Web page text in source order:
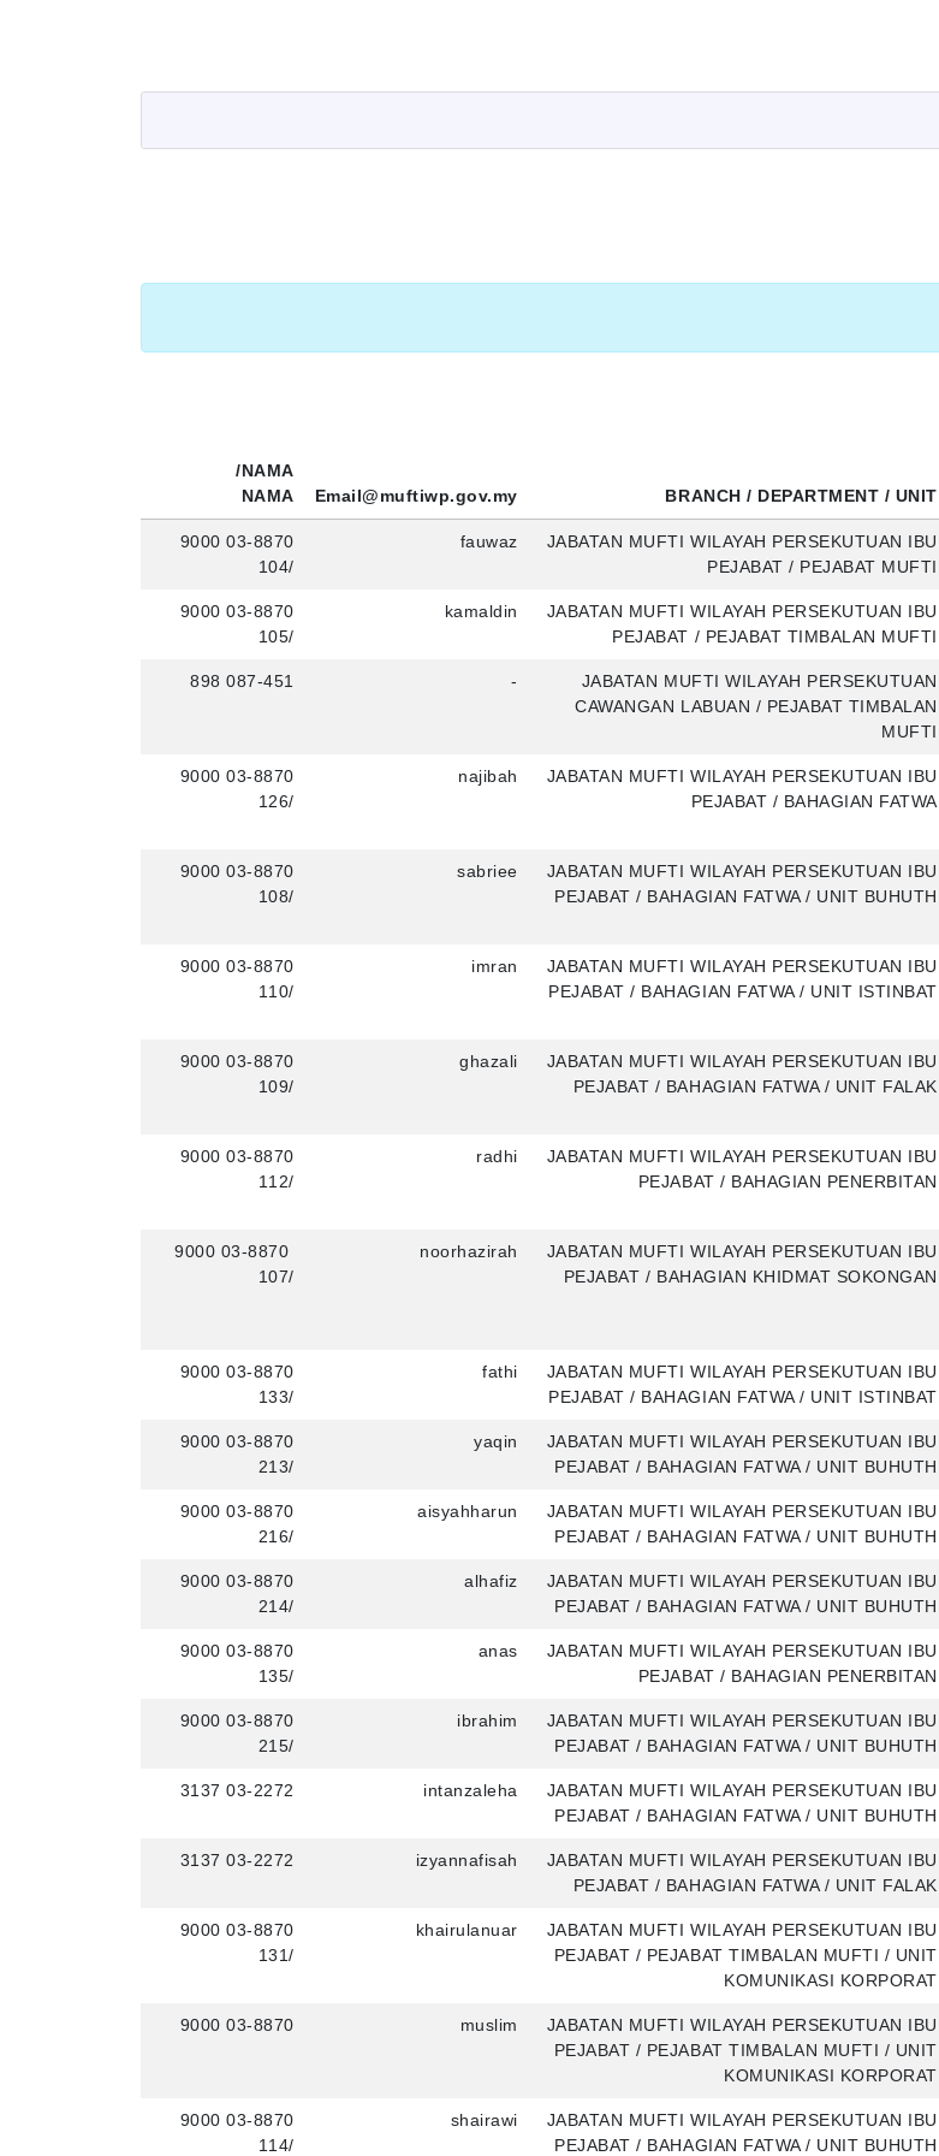
BRANCH / DEPARTMENT / UNIT
Email@muftiwp.gov.my
NAMA/
NAMA
JABATAN MUFTI WILAYAH PERSEKUTUAN IBU
PEJABAT / PEJABAT MUFTI
fauwaz
03-8870 9000
/104
JABATAN MUFTI WILAYAH PERSEKUTUAN IBU
PEJABAT / PEJABAT TIMBALAN MUFTI
kamaldin
03-8870 9000
/105
JABATAN MUFTI WILAYAH PERSEKUTUAN
CAWANGAN LABUAN / PEJABAT TIMBALAN
MUFTI
-
087-451 898
JABATAN MUFTI WILAYAH PERSEKUTUAN IBU
PEJABAT / BAHAGIAN FATWA
najibah
03-8870 9000
/126
JABATAN MUFTI WILAYAH PERSEKUTUAN IBU
PEJABAT / BAHAGIAN FATWA / UNIT BUHUTH
sabriee
03-8870 9000
/108
JABATAN MUFTI WILAYAH PERSEKUTUAN IBU
PEJABAT / BAHAGIAN FATWA / UNIT ISTINBAT
imran
03-8870 9000
/110
JABATAN MUFTI WILAYAH PERSEKUTUAN IBU
PEJABAT / BAHAGIAN FATWA / UNIT FALAK
ghazali
03-8870 9000
/109
JABATAN MUFTI WILAYAH PERSEKUTUAN IBU
PEJABAT / BAHAGIAN PENERBITAN
radhi
03-8870 9000
/112
JABATAN MUFTI WILAYAH PERSEKUTUAN IBU
PEJABAT / BAHAGIAN KHIDMAT SOKONGAN
noorhazirah
03-8870 9000
/107
JABATAN MUFTI WILAYAH PERSEKUTUAN IBU
PEJABAT / BAHAGIAN FATWA / UNIT ISTINBAT
fathi
03-8870 9000
/133
JABATAN MUFTI WILAYAH PERSEKUTUAN IBU
PEJABAT / BAHAGIAN FATWA / UNIT BUHUTH
yaqin
03-8870 9000
/213
JABATAN MUFTI WILAYAH PERSEKUTUAN IBU
PEJABAT / BAHAGIAN FATWA / UNIT BUHUTH
aisyahharun
03-8870 9000
/216
JABATAN MUFTI WILAYAH PERSEKUTUAN IBU
PEJABAT / BAHAGIAN FATWA / UNIT BUHUTH
alhafiz
03-8870 9000
/214
JABATAN MUFTI WILAYAH PERSEKUTUAN IBU
PEJABAT / BAHAGIAN PENERBITAN
anas
03-8870 9000
/135
JABATAN MUFTI WILAYAH PERSEKUTUAN IBU
PEJABAT / BAHAGIAN FATWA / UNIT BUHUTH
ibrahim
03-8870 9000
/215
JABATAN MUFTI WILAYAH PERSEKUTUAN IBU
PEJABAT / BAHAGIAN FATWA / UNIT BUHUTH
intanzaleha
03-2272 3137
JABATAN MUFTI WILAYAH PERSEKUTUAN IBU
PEJABAT / BAHAGIAN FATWA / UNIT FALAK
izyannafisah
03-2272 3137
JABATAN MUFTI WILAYAH PERSEKUTUAN IBU
PEJABAT / PEJABAT TIMBALAN MUFTI / UNIT
KOMUNIKASI KORPORAT
khairulanuar
03-8870 9000
/131
JABATAN MUFTI WILAYAH PERSEKUTUAN IBU
PEJABAT / PEJABAT TIMBALAN MUFTI / UNIT
KOMUNIKASI KORPORAT
muslim
03-8870 9000
JABATAN MUFTI WILAYAH PERSEKUTUAN IBU
PEJABAT / BAHAGIAN FATWA / UNIT BUHUTH
shairawi
03-8870 9000
/114